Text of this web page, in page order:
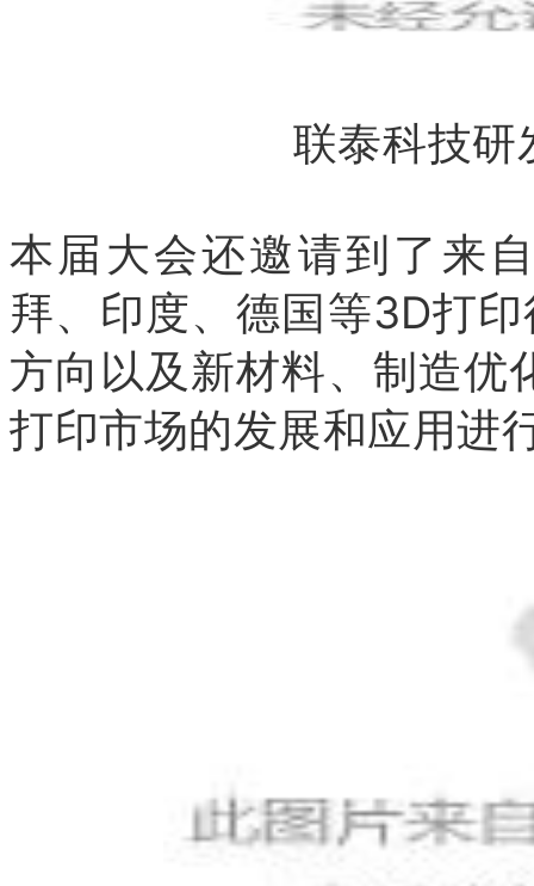
联泰科技研
本届大会还邀请到了来
拜、印度、德国等3D打
方向以及新材料、制造优
打印市场的发展和应用进